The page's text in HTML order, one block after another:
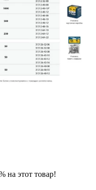
на этот товар!